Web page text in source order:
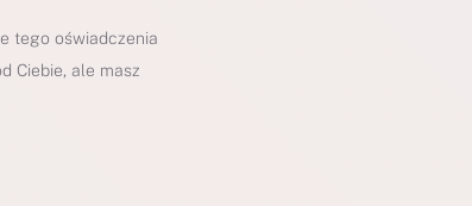
tego oświadczenia
Ciebie, ale masz